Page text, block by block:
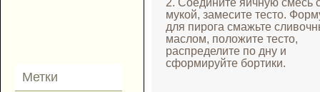
Метки
2. Соедините яичную смесь
мукой, замесите тесто.
для пирога смажьте
маслом, положите тесто,
распределите по дну и
сформируйте бортики.